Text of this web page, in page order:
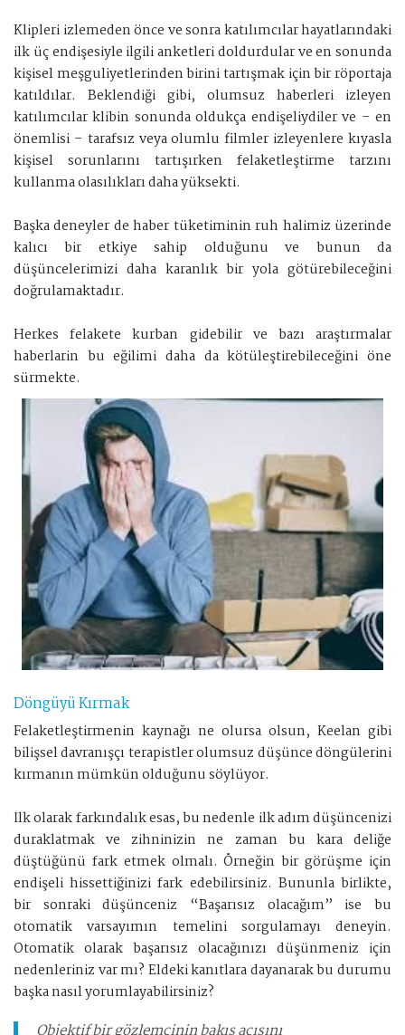
Klipleri izlemeden önce ve sonra katılımcılar hayatlarındaki
ilk üç endişesiyle ilgili anketleri doldurdular ve en sonunda
kişisel meşguliyetlerinden birini tartışmak için bir röportaja
katıldılar. Beklendiği gibi, olumsuz haberleri izleyen
katılımcılar klibin sonunda oldukça endişeliydiler ve – en
önemlisi – tarafsız veya olumlu filmler izleyenlere kıyasla
kişisel sorunlarını tartışırken felaketleştirme tarzını
kullanma olasılıkları daha yüksekti.
Başka deneyler de haber tüketiminin ruh halimiz üzerinde
kalıcı bir etkiye sahip olduğunu ve bunun da
düşüncelerimizi daha karanlık bir yola götürebileceğini
doğrulamaktadır.
Herkes felakete kurban gidebilir ve bazı araştırmalar
haberlarin bu eğilimi daha da kötüleştirebileceğini öne
sürmekte.
Döngüyü Kırmak
Felaketleştirmenin kaynağı ne olursa olsun, Keelan gibi
bilişsel davranışçı terapistler olumsuz düşünce döngülerini
kırmanın mümkün olduğunu söylüyor.
İlk olarak farkındalık esas, bu nedenle ilk adım düşüncenizi
duraklatmak ve zihninizin ne zaman bu kara deliğe
düştüğünü fark etmek olmalı. Örneğin bir görüşme için
endişeli hissettiğinizi fark edebilirsiniz. Bununla birlikte,
bir sonraki düşünceniz “Başarısız olacağım” ise bu
otomatik varsayımın temelini sorgulamayı deneyin.
Otomatik olarak başarısız olacağınızı düşünmeniz için
nedenleriniz var mı? Eldeki kanıtlara dayanarak bu durumu
başka nasıl yorumlayabilirsiniz?